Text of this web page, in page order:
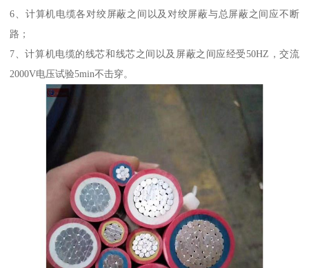
6、计算机电缆各对绞屏蔽之间以及对绞屏蔽与总屏蔽之间应不断
路；
7、计算机电缆的线芯和线芯之间以及屏蔽之间应经受50HZ，交流
2000V电压试验5min不击穿。